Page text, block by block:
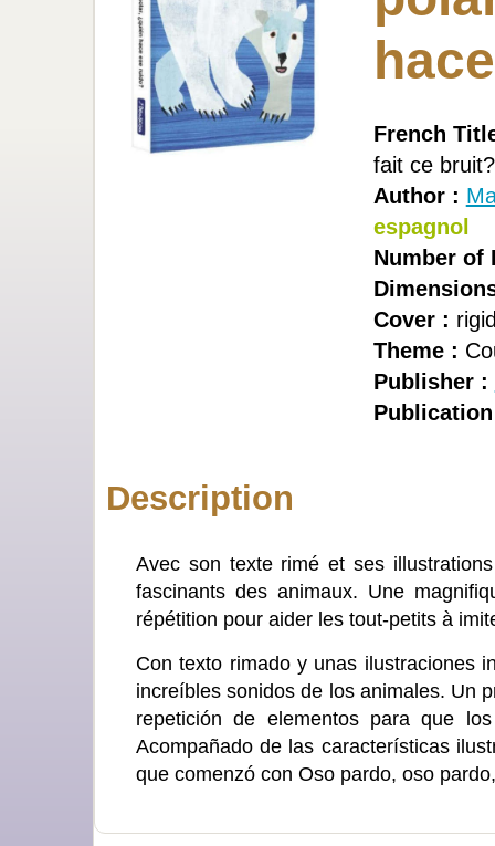
French
fait ce bruit?
Author :
espagnol
Number of
Cover :
Theme :
Publisher :
Description
Avec son texte rimé et ses
fascinants des animaux. Une
répétition pour aider les tout-petits à
Con texto rimado y unas ilustraciones
increíbles sonidos de los animales. Un
repetición de elementos para que
Acompañado de las características
que comenzó con Oso pardo, oso